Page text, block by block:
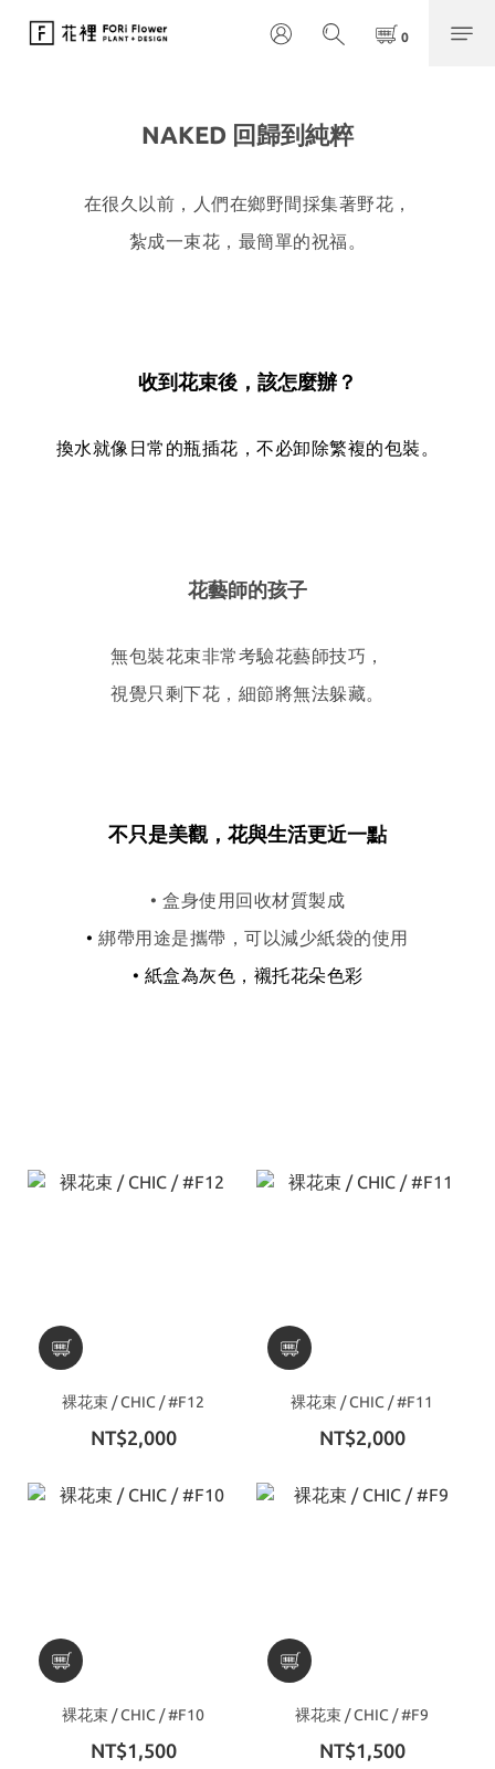
NAKED 回歸到純粹
在很久以前，人們在鄉野間採集著野花，
紮成一束花，最簡單的祝福。
收到花束後，該怎麼辦？
換水就像日常的瓶插花，不必卸除繁複的包裝。
花藝師的孩子
無包裝花束非常考驗花藝師技巧，
視覺只剩下花，細節將無法躲藏。
不只是美觀，花與生活更近一點
• 盒身使用回收材質製成
•綁帶用途是攜帶，可以減少紙袋的使用
• 紙盒為灰色，襯托花朵色彩
裸花束 / CHIC / #F12
NT$2,000
裸花束 / CHIC / #F11
NT$2,000
裸花束 / CHIC / #F10
NT$1,500
裸花束 / CHIC / #F9
NT$1,500